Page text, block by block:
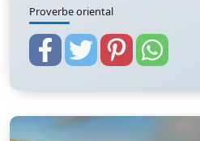
Proverbe oriental